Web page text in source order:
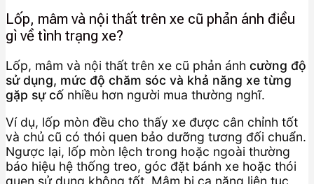
Lốp, mâm và nội thất trên xe cũ phản ánh điều
gì về tình trạng xe?
Lốp, mâm và nội thất trên xe cũ phản ánh cường độ
sử dụng, mức độ chăm sóc và khả năng xe từng
gặp sự cố nhiều hơn người mua thường nghĩ.
Ví dụ, lốp mòn đều cho thấy xe được cân chỉnh tốt
và chủ cũ có thói quen bảo dưỡng tương đối chuẩn.
Ngược lại, lốp mòn lệch trong hoặc ngoài thường
báo hiệu hệ thống treo, góc đặt bánh xe hoặc thói
quen sử dụng không tốt. Mâm bị cạ nặng liên tục